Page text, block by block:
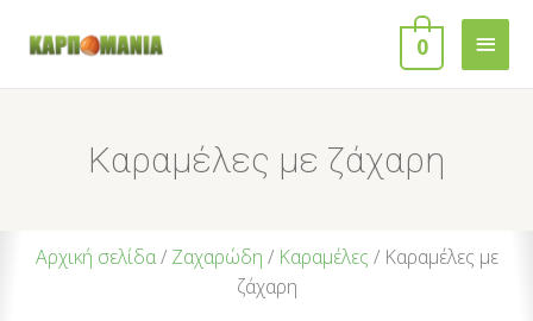
0
Καραμέλες με ζάχαρη
Αρχική σελίδα/ Ζαχαρώδη / Καραμέλες / Καραμέλες με
ζάχαρη